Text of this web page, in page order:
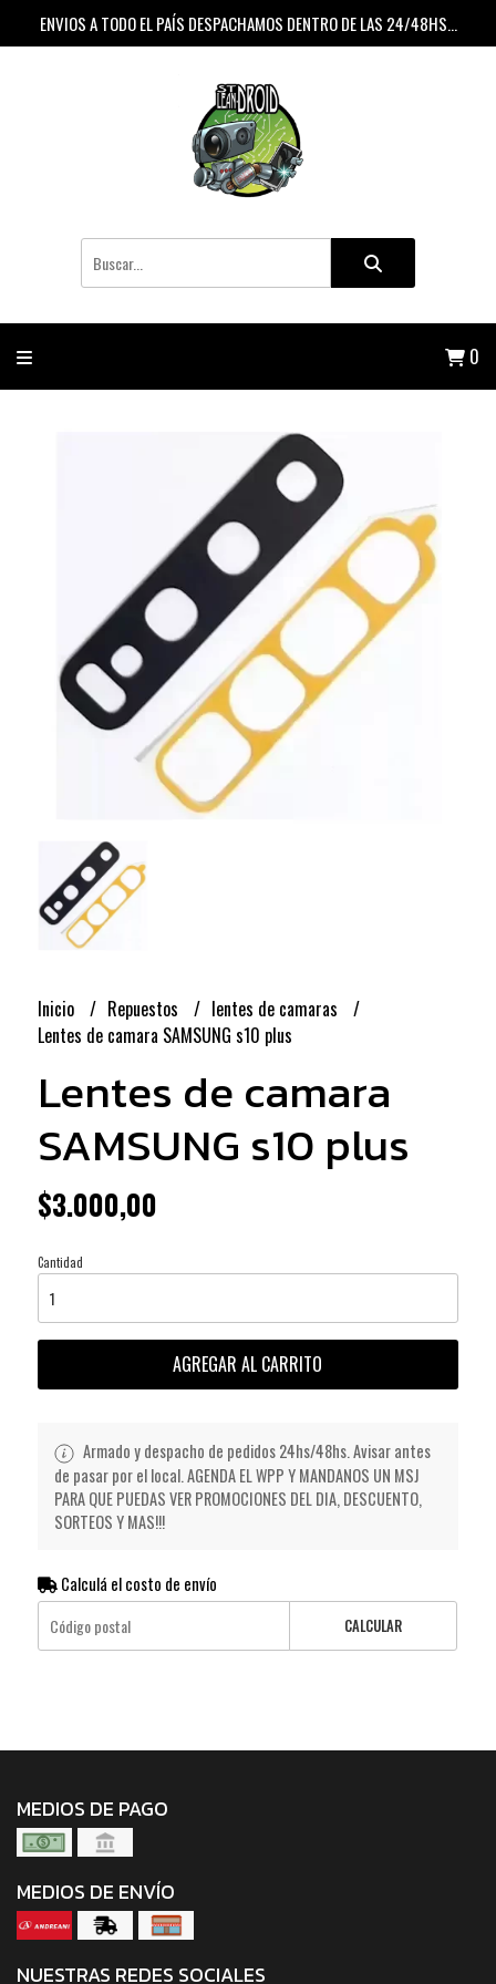
ENVIOS A TODO EL PAÍS DESPACHAMOS DENTRO DE LAS 24/48HS...
0
Inicio Repuestos
lentes de camaras
Lentes de camara SAMSUNG s10 plus
Lentes de camara
SAMSUNG s10 plus
$3.000,00
Cantidad
AGREGAR AL CARRITO
Armado y despacho de pedidos 24hs/48hs. Avisar antes
de pasar por el local. AGENDA EL WPP Y MANDANOS UN MSJ
PARA QUE PUEDAS VER PROMOCIONES DEL DIA, DESCUENTO,
SORTEOS Y MAS!!!
Calculá el costo de envío
CALCULAR
MEDIOS DE PAGO
MEDIOS DE ENVÍO
NUESTRAS REDES SOCIALES